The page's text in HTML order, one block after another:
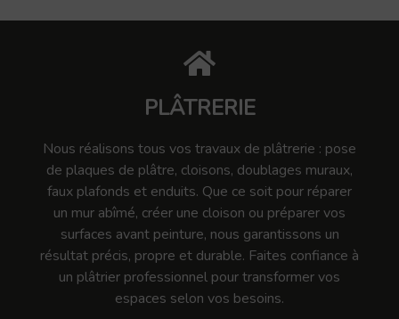
PLÂTRERIE
Nous réalisons tous vos travaux de plâtrerie : pose
de plaques de plâtre, cloisons, doublages muraux,
faux plafonds et enduits. Que ce soit pour réparer
un mur abîmé, créer une cloison ou préparer vos
surfaces avant peinture, nous garantissons un
résultat précis, propre et durable. Faites confiance à
un plâtrier professionnel pour transformer vos
espaces selon vos besoins.